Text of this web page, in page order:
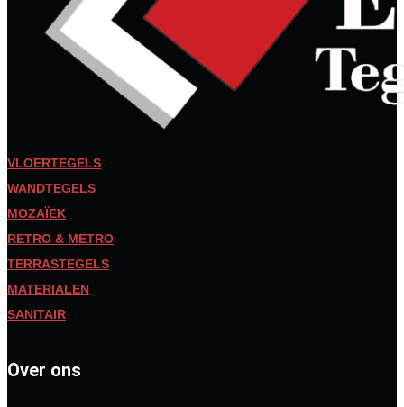
VLOERTEGELS
WANDTEGELS
MOZAÏEK
RETRO & METRO
TERRASTEGELS
MATERIALEN
SANITAIR
Over ons